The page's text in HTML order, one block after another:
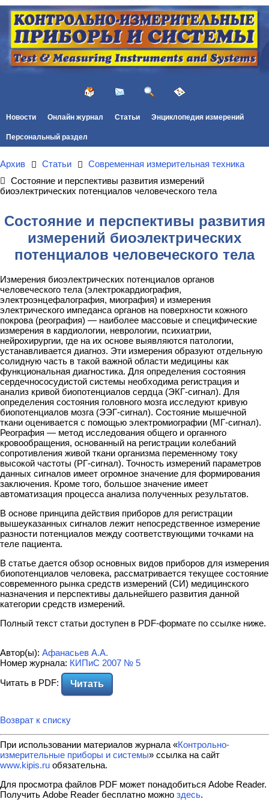
Новости Онлайн журнал Статьи Энциклопедия измерений
Персональный раздел
Архив Статьи
Современная измерительная техника
Состояние и перспективы развития измерений
биоэлектрических потенциалов человеческого тела
Состояние и перспективы развития
измерений биоэлектрических
потенциалов человеческого тела
Измерения биоэлектрических потенциалов органов
человеческого тела (электрокардиография,
электроэнцефалография, миография) и измерения
электрического импеданса органов на поверхности кожного
покрова (реография) — наиболее массовые и специфические
измерения в кардиологии, неврологии, психиатрии,
нейрохирургии, где на их основе выявляются патологии,
устанавливается диагноз. Эти измерения образуют отдельную
солидную часть в такой важной области медицины как
функциональная диагностика. Для определения состояния
сердечнососудистой системы необходима регистрация и
анализ кривой биопотенциалов сердца (ЭКГ-сигнал). Для
определения состояния головного мозга исследуют кривую
биопотенциалов мозга (ЭЭГ-сигнал). Состояние мышечной
ткани оценивается с помощью электромиографии (МГ-сигнал).
Реография — метод исследования общего и органного
кровообращения, основанный на регистрации колебаний
сопротивления живой ткани организма переменному току
высокой частоты (РГ-сигнал). Точность измерений параметров
данных сигналов имеет огромное значение для формирования
заключения. Кроме того, большое значение имеет
автоматизация процесса анализа полученных результатов.
В основе принципа действия приборов для регистрации
вышеуказанных сигналов лежит непосредственное измерение
разности потенциалов между соответствующими точками на
теле пациента.
В статье дается обзор основных видов приборов для измерения
биопотенциалов человека, рассматривается текущее состояние
современного рынка средств измерений (СИ) медицинского
назначения и перспективы дальнейшего развития данной
категории средств измерений.
Полный текст статьи доступен в PDF-формате по ссылке ниже.
Автор(ы): Афанасьев А.А.
Номер журнала: КИПиС 2007 № 5
Читать в PDF:
Читать
Возврат к списку
При использовании материалов журнала «Контрольно-
измерительные приборы и системы» ссылка на сайт
www.kipis.ru обязательна.
Для просмотра файлов PDF может понадобиться Adobe Reader.
Получить Adobe Reader бесплатно можно здесь.